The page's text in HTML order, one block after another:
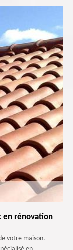
en rénovation
votre maison.